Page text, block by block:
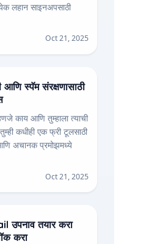
लहान साइनअपसाठी
Oct 21, 2025
आणि स्पॅम संरक्षणासाठी
काय आणि तुम्हाला त्याची
कधीही एक फ्री टूलसाठी
अचानक प्रमोझमध्ये
Oct 21, 2025
उपनाव तयार करा
करा